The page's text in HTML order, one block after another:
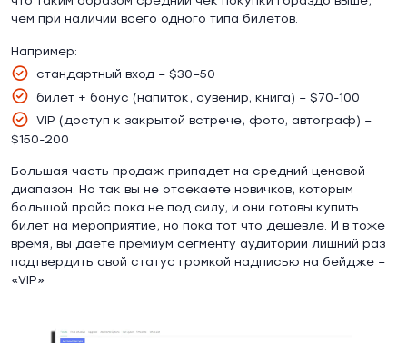
чем при наличии всего одного типа билетов.
Например:
стандартный вход – $30–50
билет + бонус (напиток, сувенир, книга) – $70-100
VIP (доступ к закрытой встрече, фото, автограф) –
$150-200
Большая часть продаж припадет на средний ценовой
диапазон. Но так вы не отсекаете новичков, которым
большой прайс пока не под силу, и они готовы купить
билет на мероприятие, но пока тот что дешевле. И в тоже
время, вы даете премиум сегменту аудитории лишний раз
подтвердить свой статус громкой надписью на бейдже –
«VIP»